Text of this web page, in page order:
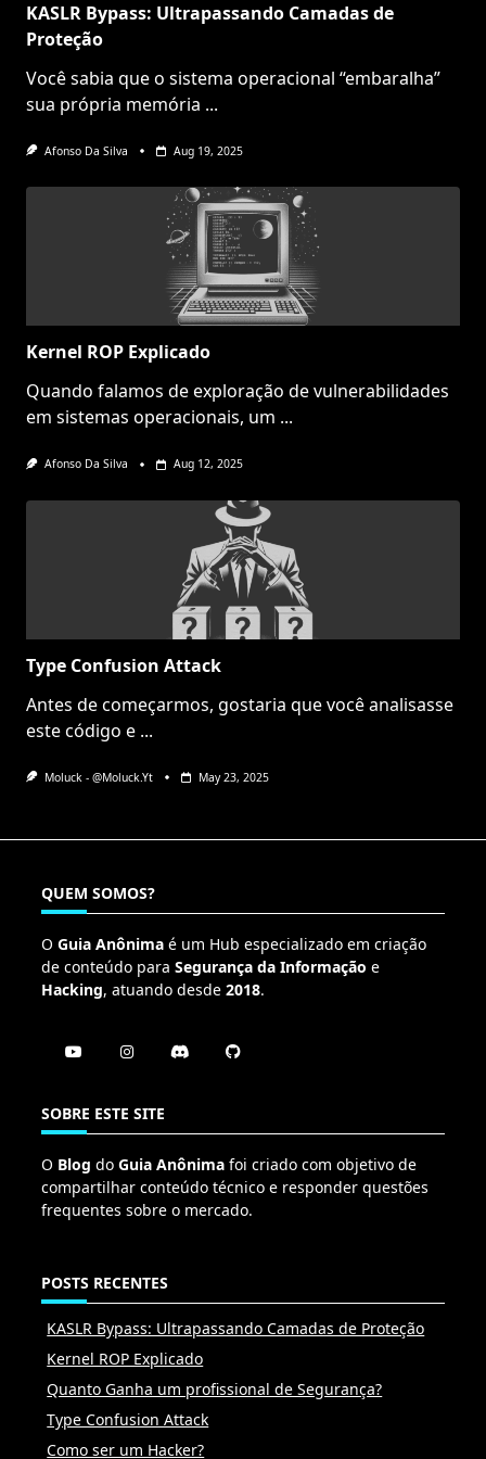
KASLR Bypass: Ultrapassando Camadas de
Proteção
Você sabia que o sistema operacional “embaralha”
sua própria memória ...
Afonso Da Silva Aug 19, 2025
Kernel ROP Explicado
Quando falamos de exploração de vulnerabilidades
em sistemas operacionais, um ...
Afonso Da Silva Aug 12, 2025
Type Confusion Attack
Antes de começarmos, gostaria que você analisasse
este código e ...
Moluck - @moluck.yt May 23, 2025
QUEM SOMOS?
O Guia Anônima é um Hub especializado em criação
de conteúdo para Segurança da Informação e
Hacking, atuando desde 2018.
SOBRE ESTE SITE
O Blog do Guia Anônima foi criado com objetivo de
compartilhar conteúdo técnico e responder questões
frequentes sobre o mercado.
POSTS RECENTES
KASLR Bypass: Ultrapassando Camadas de Proteção
Kernel ROP Explicado
Quanto Ganha um profissional de Segurança?
Type Confusion Attack
Como ser um Hacker?